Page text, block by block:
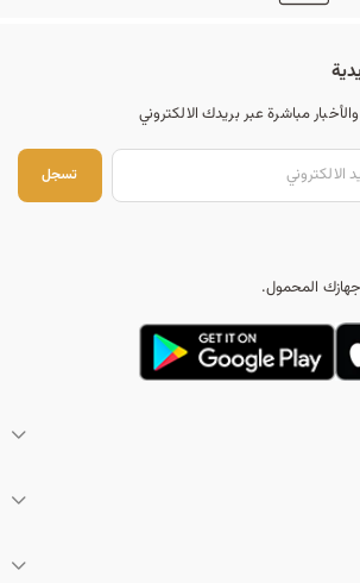
مباشرة عبر بريدك الالكتروني
تسجل
المحمول.